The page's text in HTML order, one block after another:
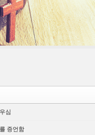
심
증언함
5
5